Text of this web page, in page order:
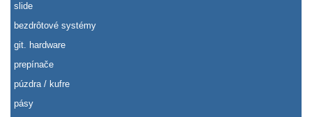
slide
bezdrôtové systémy
git. hardware
prepínače
púzdra / kufre
pásy